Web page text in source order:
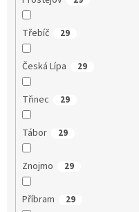
Třebíč 29
Česká Lípa 29
Třinec 29
Tábor 29
Znojmo 29
Příbram 29